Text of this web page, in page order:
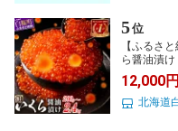
5位
【ふるさ
ら醤油漬
12,000
北海道